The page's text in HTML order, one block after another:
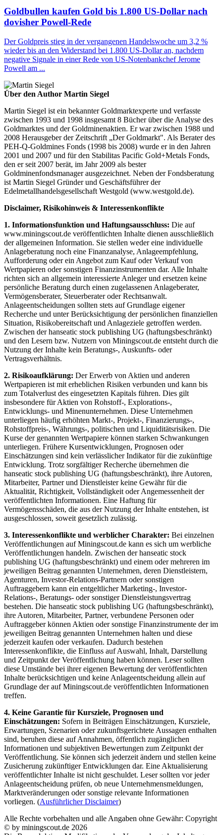
Goldbullen kaufen Gold bis 1.800 US-Dollar nach
dovisher Powell-Rede
Der Goldpreis stieg in der vergangenen Handelswoche um 3,2 %
wieder bis an den Widerstand bei 1.800 US-Dollar an, nachdem
negative Signale in einer Rede von US-Notenbankchef Jerome
Powell am ...
Über den Author Martin Siegel
Martin Siegel ist ein bekannter Goldmarktexperte und verfasste
zwischen 1993 und 1998 insgesamt 8 Bücher über die Analyse des
Goldmarktes und der Goldminenaktien. Er war zwischen 1988 und
2008 Herausgeber der Zeitschrift „Der Goldmarkt". Als Berater des
PEH-Q-Goldmines Fonds (1998 bis 2008) wurde er in den Jahren
2001 und 2007 und für den Stabilitas Pacific Gold+Metals Fonds,
den er seit 2007 berät, im Jahr 2009 als bester
Goldminenfondsmanager ausgezeichnet. Neben der Fondsberatung
ist Martin Siegel Gründer und Geschäftsführer der
Edelmetallhandelsgesellschaft Westgold (www.westgold.de).
Disclaimer, Risikohinweis & Interessenkonflikte
1. Informationsfunktion und Haftungsausschluss: Die auf
www.miningscout.de veröffentlichten Inhalte dienen ausschließlich
der allgemeinen Information. Sie stellen weder eine individuelle
Anlageberatung noch eine Finanzanalyse, Anlageempfehlung,
Aufforderung oder ein Angebot zum Kauf oder Verkauf von
Wertpapieren oder sonstigen Finanzinstrumenten dar. Alle Inhalte
richten sich an allgemein interessierte Anleger und ersetzen keine
persönliche Beratung durch einen zugelassenen Anlageberater,
Vermögensberater, Steuerberater oder Rechtsanwalt.
Anlageentscheidungen sollten stets auf Grundlage eigener
Recherche und unter Berücksichtigung der persönlichen finanziellen
Situation, Risikobereitschaft und Anlageziele getroffen werden.
Zwischen der hanseatic stock publishing UG (haftungsbeschränkt)
und den Lesern bzw. Nutzern von Miningscout.de entsteht durch die
Nutzung der Inhalte kein Beratungs-, Auskunfts- oder
Vertragsverhältnis.
2. Risikoaufklärung: Der Erwerb von Aktien und anderen
Wertpapieren ist mit erheblichen Risiken verbunden und kann bis
zum Totalverlust des eingesetzten Kapitals führen. Dies gilt
insbesondere für Aktien von Rohstoff-, Explorations-,
Entwicklungs- und Minenunternehmen. Diese Unternehmen
unterliegen häufig erhöhten Markt-, Projekt-, Finanzierungs-,
Rohstoffpreis-, Währungs-, politischen und Liquiditätsrisiken. Die
Kurse der genannten Wertpapiere können starken Schwankungen
unterliegen. Frühere Kursentwicklungen, Prognosen oder
Einschätzungen sind kein verlässlicher Indikator für die zukünftige
Entwicklung. Trotz sorgfältiger Recherche übernehmen die
hanseatic stock publishing UG (haftungsbeschränkt), ihre Autoren,
Mitarbeiter, Partner und Dienstleister keine Gewähr für die
Aktualität, Richtigkeit, Vollständigkeit oder Angemessenheit der
veröffentlichten Informationen. Eine Haftung für
Vermögensschäden, die aus der Nutzung der Inhalte entstehen, ist
ausgeschlossen, soweit gesetzlich zulässig.
3. Interessenkonflikte und werblicher Charakter: Bei einzelnen
Veröffentlichungen auf Miningscout.de kann es sich um werbliche
Veröffentlichungen handeln. Zwischen der hanseatic stock
publishing UG (haftungsbeschränkt) und einem oder mehreren im
jeweiligen Beitrag genannten Unternehmen, deren Dienstleistern,
Agenturen, Investor-Relations-Partnern oder sonstigen
Auftraggebern kann ein entgeltlicher Marketing-, Investor-
Relations-, Beratungs- oder sonstiger Dienstleistungsvertrag
bestehen. Die hanseatic stock publishing UG (haftungsbeschränkt),
ihre Autoren, Mitarbeiter, Partner, verbundene Personen oder
Auftraggeber können Aktien oder sonstige Finanzinstrumente der im
jeweiligen Beitrag genannten Unternehmen halten und diese
jederzeit kaufen oder verkaufen. Dadurch bestehen
Interessenkonflikte, die Einfluss auf Auswahl, Inhalt, Darstellung
und Zeitpunkt der Veröffentlichung haben können. Leser sollten
diese Umstände bei ihrer eigenen Bewertung der veröffentlichten
Inhalte berücksichtigen und keine Anlageentscheidung allein auf
Grundlage der auf Miningscout.de veröffentlichten Informationen
treffen.
4. Keine Garantie für Kursziele, Prognosen und
Einschätzungen: Sofern in Beiträgen Einschätzungen, Kursziele,
Erwartungen, Szenarien oder zukunftsgerichtete Aussagen enthalten
sind, beruhen diese auf Annahmen, öffentlich zugänglichen
Informationen und subjektiven Bewertungen zum Zeitpunkt der
Veröffentlichung. Sie können sich jederzeit ändern und stellen keine
Zusicherung zukünftiger Entwicklungen dar. Eine Aktualisierung
veröffentlichter Inhalte ist nicht geschuldet. Leser sollten vor jeder
Anlageentscheidung prüfen, ob neue Unternehmensmeldungen,
Marktveränderungen oder sonstige relevante Informationen
vorliegen. (Ausführlicher Disclaimer)
Alle Rechte vorbehalten und alle Angaben ohne Gewähr: Copyright
© by miningscout.de 2026